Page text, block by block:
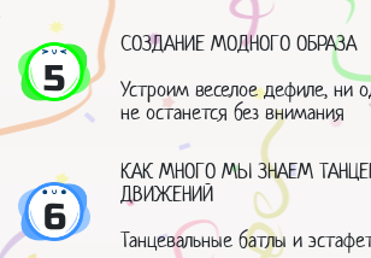
5
СОЗДАНИЕ МОДНОГО ОБРАЗА
Устроим веселое дефиле, ни
не останется без внимания
6
КАК МНОГО МЫ ЗНАЕМ
ДВИЖЕНИЙ
Танцевальные батлы и